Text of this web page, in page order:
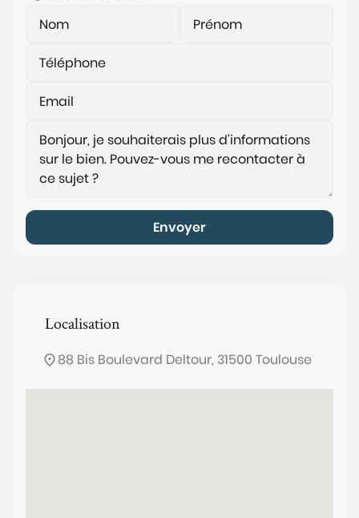
Envoyer
Localisation
88 Bis Boulevard Deltour, 31500 Toulouse